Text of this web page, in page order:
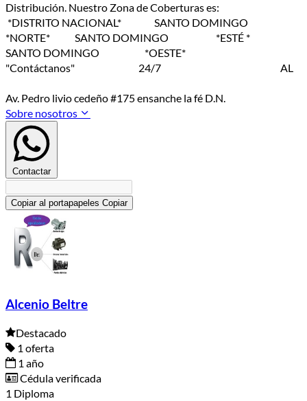
Distribución. Nuestro Zona de Coberturas es:
*DISTRITO NACIONAL* SANTO DOMINGO
*NORTE* SANTO DOMINGO *ESTÉ *
SANTO DOMINGO *OESTE*
"Contáctanos" 24/7 AL
Av. Pedro livio cedeño #175 ensanche la fé D.N.
Sobre nosotros
Contactar
Copiar al portapapeles Copiar
Alcenio Beltre
Destacado
1 oferta
1 año
Cédula verificada
1 Diploma